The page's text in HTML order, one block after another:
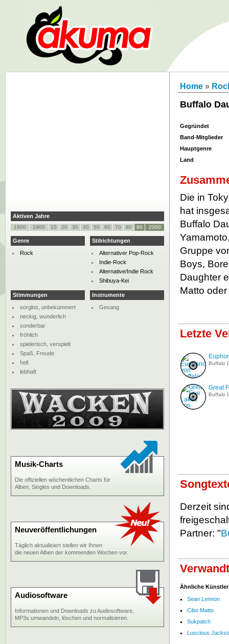
Home »
Buffalo
Gegründet
Band-Mitglieder
Hauptgenre
Land
Die in
hat
Buffalo
Gruppe
Boys,
Daughter
Matto
Letzte
Buffalo
Great
Buffalo
Derzeit
Partner: "
Ähnliche Künstler
Sean Lennon
Cibo Matto
Sukpatch
Luscious
Aktiven Jahre
1800 1900 10 20 30 40 50 60 70 80 90 2000
Genre
Rock
Stilrichtungen
Alternativer Pop-Rock
Indie-Rock
Alternative/Indie Rock
Shibuya-Kei
Stimmungen
sorglos, unbekümmert
neckig, wunderlich
sonderbar
fröhlich
spielerisch, verspielt
Spaß, Freude
hell
lebhaft
Instrumente
Gesang
Musik-Charts
Die offiziellen wöchentlichen Charts für
Alben, Singles und Downloads.
Neuveröffentlichungen
Täglich aktualisiert stellen wir Ihnen
die neuen Alben der kommenden Wochen vor.
Audiosoftware
Informationen und Downloads zu Audiosoftware,
MP3s umwandeln, löschen und normalisieren.